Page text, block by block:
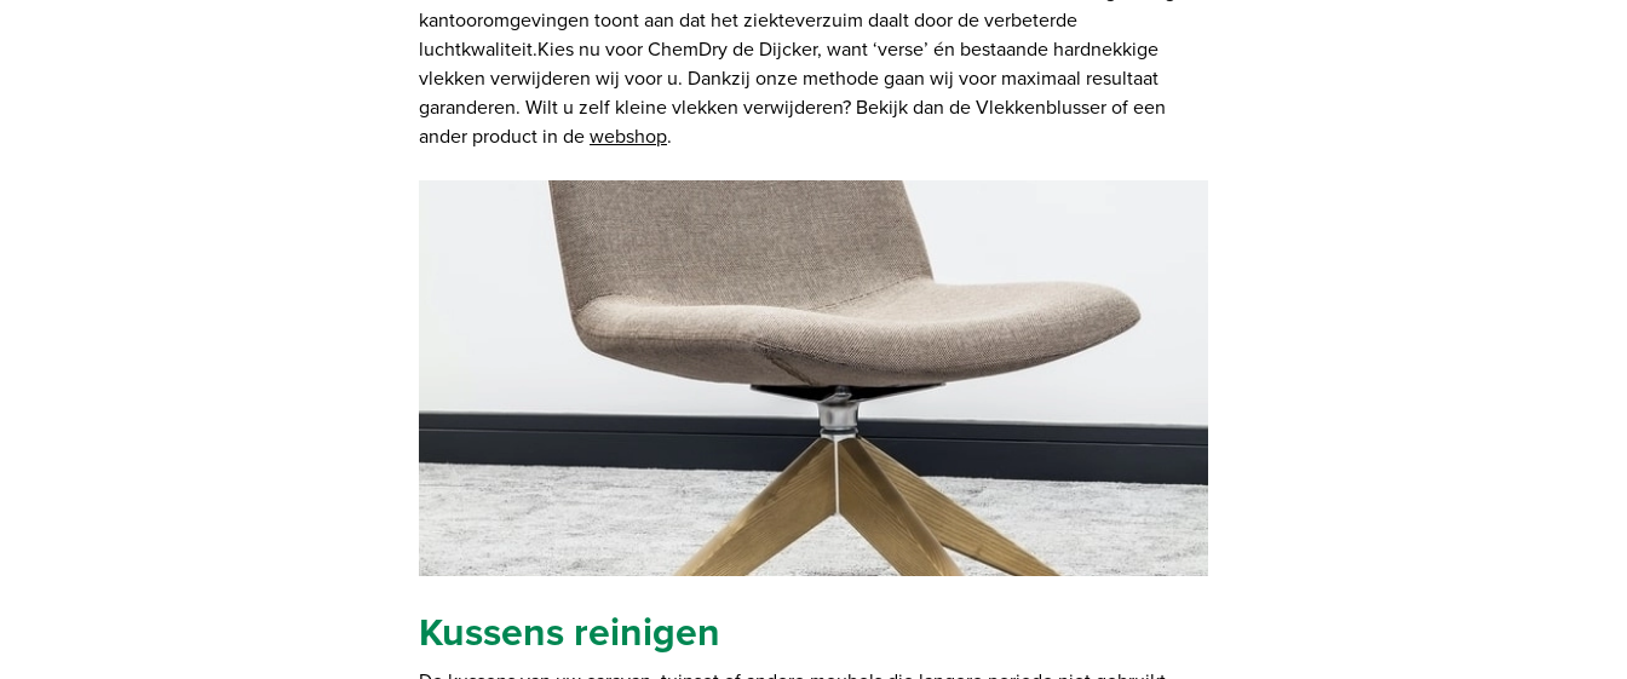
kantooromgevingen toont aan dat het ziekteverzuim daalt door de verbeterde
luchtkwaliteit.Kies nu voor ChemDry de Dijcker, want ‘verse’ én bestaande hardnekkige
vlekken verwijderen wij voor u. Dankzij onze methode gaan wij voor maximaal resultaat
garanderen. Wilt u zelf kleine vlekken verwijderen? Bekijk dan de Vlekkenblusser of een
ander product in de webshop.
Kussens reinigen